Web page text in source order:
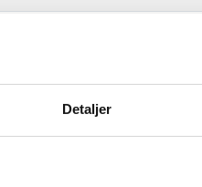
Detaljer